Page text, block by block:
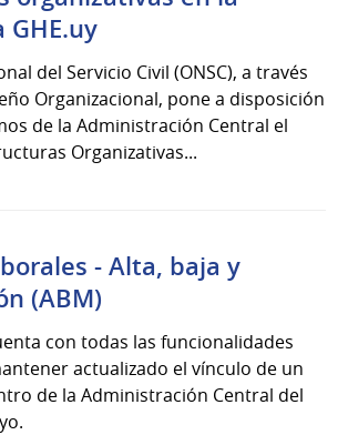
del Servicio Civil (ONSC), a través
Organizacional, pone a disposición
de la Administración Central el
Organizativas...
- Alta, baja y
(ABM)
con todas las funcionalidades
actualizado el vínculo de un
de la Administración Central del